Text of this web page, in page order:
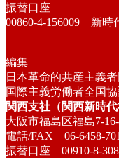
振替口座
00860-4-156009 新時
編集
日本革命的共産主義
国際主義労働者全国
関西支社（関西新時代
大阪市福島区福島7-
電話/FAX 06-6458-
振替口座 00910-8-